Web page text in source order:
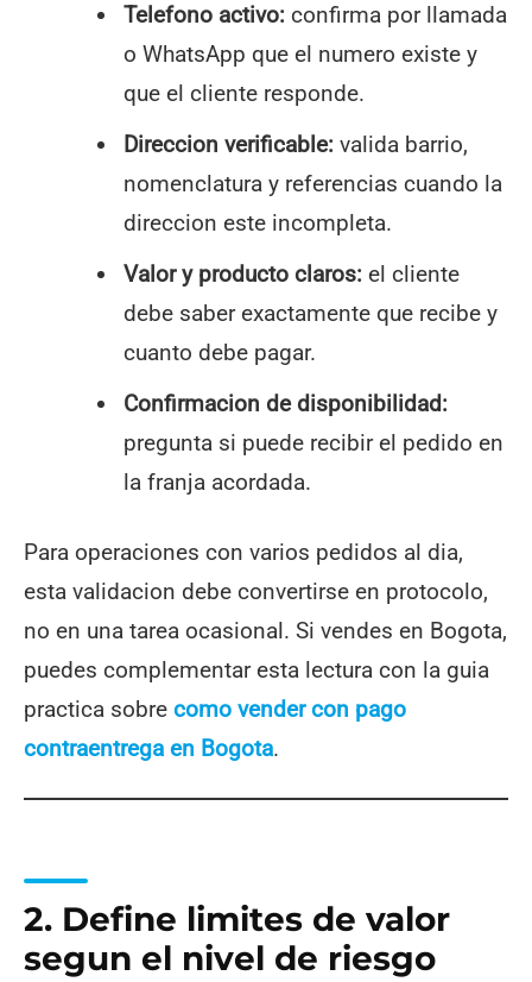
Telefono activo: confirma por llamada
o WhatsApp que el numero existe y
que el cliente responde.
Direccion verificable: valida barrio,
nomenclatura y referencias cuando la
direccion este incompleta.
Valor y producto claros: el cliente
debe saber exactamente que recibe y
cuanto debe pagar.
Confirmacion de disponibilidad:
pregunta si puede recibir el pedido en
la franja acordada.
Para operaciones con varios pedidos al dia,
esta validacion debe convertirse en protocolo,
no en una tarea ocasional. Si vendes en Bogota,
puedes complementar esta lectura con la guia
practica sobre como vender con pago
contraentrega en Bogota.
2. Define limites de valor
segun el nivel de riesgo